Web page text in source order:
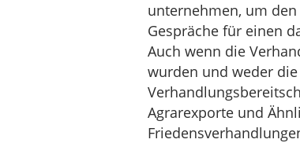
unternehmen, um
Gespräche für einen
Auch wenn die
wurden und weder
Agrarexporte und